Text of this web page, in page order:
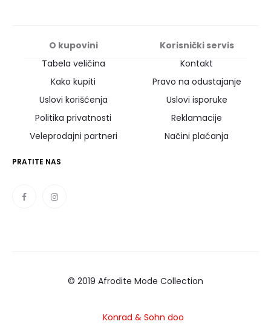
O kupovini
Korisnički servis
Tabela veličina
Kontakt
Kako kupiti
Pravo na odustajanje
Uslovi korišćenja
Uslovi isporuke
Politika privatnosti
Reklamacije
Veleprodajni partneri
Načini plaćanja
PRATITE NAS
© 2019 Afrodite Mode Collection
Konrad & Sohn doo